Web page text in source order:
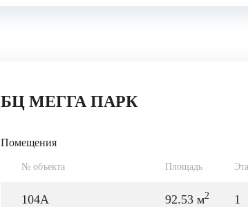
БЦ МЕГГА ПАРК
Помещения
№ объекта Площадь
104А 92.53 м2 1